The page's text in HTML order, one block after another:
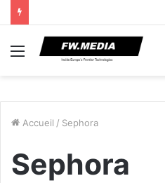
Menu
Accueil / Sephora
Sephora